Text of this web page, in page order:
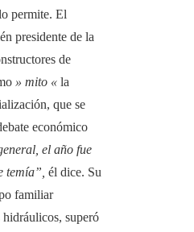
permite. El
presidente de la
de
» mito « la
que se
económico
el año fue
temía”, él dice. Su
familiar
hidráulicos, superó